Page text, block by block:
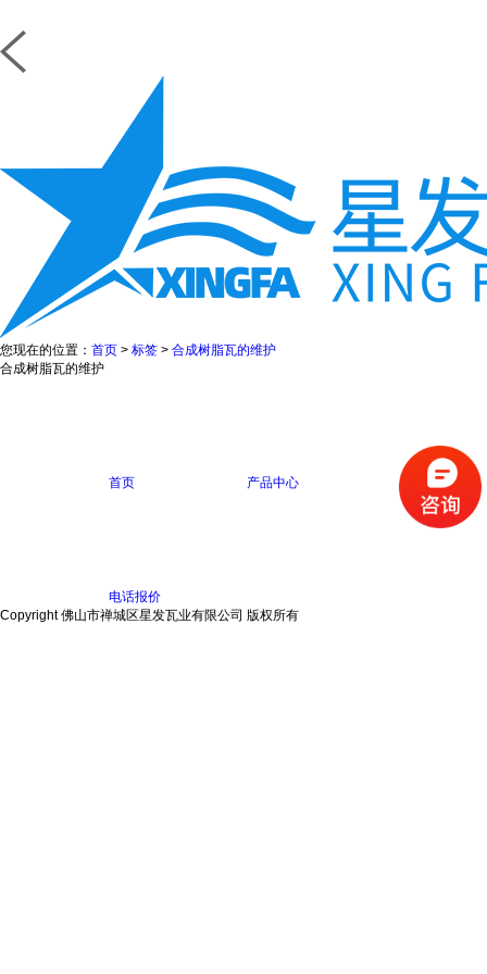
您现在的位置： 首页 > 标签 > 合成树脂瓦的维护
合成树脂瓦的维护
首页 产品中心 在线咨询
电话报价
Copyright 佛山市禅城区星发瓦业有限公司 版权所有